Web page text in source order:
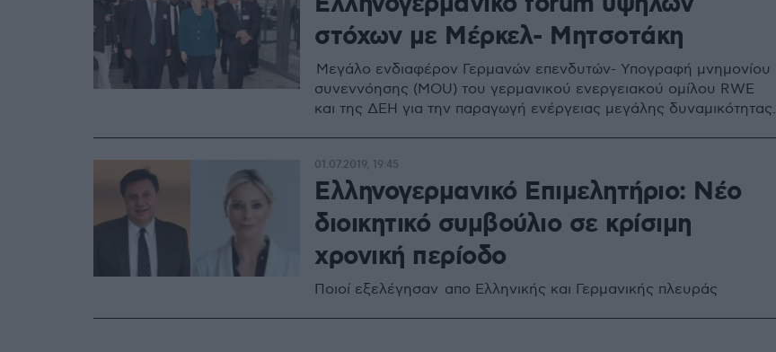
στόχων με Μέρκελ- Μητσοτάκη
Μεγάλο ενδιαφέρον Γερμανών επενδυτών- Υπογραφή μνημονίου
συνεννόησης (ΜOU) του γερμανικού ενεργειακού ομίλου RWE
και της ΔΕΗ για την παραγωγή ενέργειας μεγάλης δυναμικότητας.
Ελληνογερμανικό Επιμελητήριο: Νέο
διοικητικό συμβούλιο σε κρίσιμη
χρονική περίοδο
Ποιοί εξελέγησαν απο Ελληνικής και Γερμανικής πλευράς
01.07.2019, 19:45